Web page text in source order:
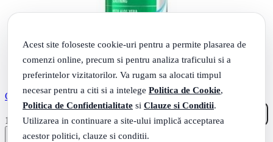
Acest site foloseste cookie-uri pentru a permite plasarea de
comenzi online, precum si pentru analiza traficului si a
preferintelor vizitatorilor. Va rugam sa alocati timpul
necesar pentru a citi si a intelege Politica de Cookie,
Politica de Confidentialitate si Clauze si Conditii.
Utilizarea in continuare a site-ului implică acceptarea
acestor politici, clauze si conditii.
Gillette gel de ras Series Sensitive, 200 ml
17 99Lei